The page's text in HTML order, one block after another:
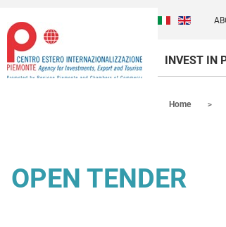
Italiano
INVEST IN
Home
OPEN TENDER